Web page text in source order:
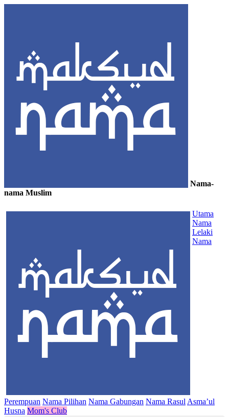
Nama-
nama Muslim
Utama
Nama
Lelaki
Nama
Perempuan Nama Pilihan Nama Gabungan Nama Rasul Asma’ul
Husna Mom's Club